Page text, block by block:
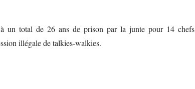
un total de 26 ans de prison par la junte pour 14 chefs
illégale de talkies-walkies.